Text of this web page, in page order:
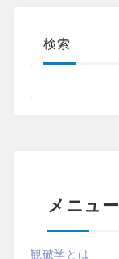
検索
メニュー
観破学とは